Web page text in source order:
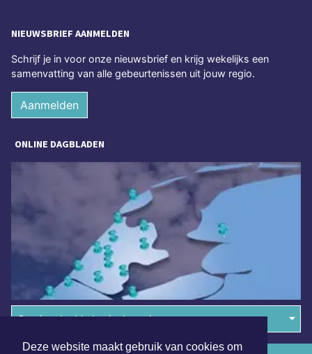
Deze website maakt gebruik van cookies om
NIEUWSBRIEF AANMELDEN
Schrijf je in voor onze nieuwsbrief en krijg wekelijks een
samenvatting van alle gebeurtenissen uit jouw regio.
Aanmelden
ONLINE DAGBLADEN
Overige dagbladen in de regio